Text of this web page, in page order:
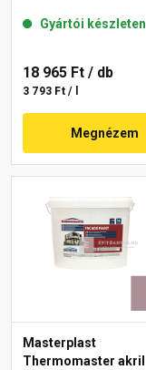
Gyártói készleten
18 965 Ft / db
3 793 Ft / l
Megnézem
Masterplast
Thermomaster akril